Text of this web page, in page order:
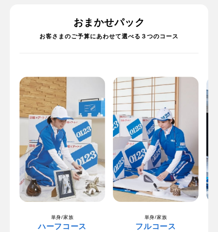
おまかせパック
お客さまのご予算にあわせて選べる３つのコース
単身/家族
ハーフコース
単身/家族
フルコース